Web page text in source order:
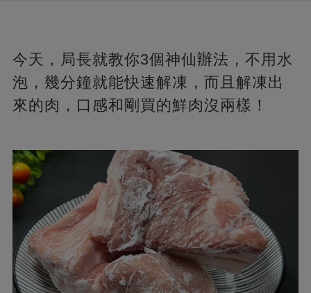
今天，局長就教你3個神仙辦法，不用水
泡，幾分鐘就能快速解凍，而且解凍出
來的肉，口感和剛買的鮮肉沒兩樣！